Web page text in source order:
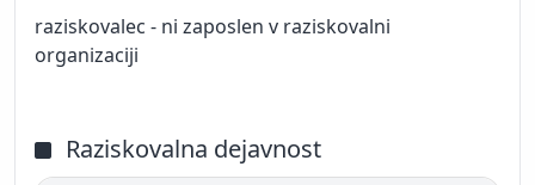
raziskovalec - ni zaposlen v raziskovalni
organizaciji
Raziskovalna dejavnost